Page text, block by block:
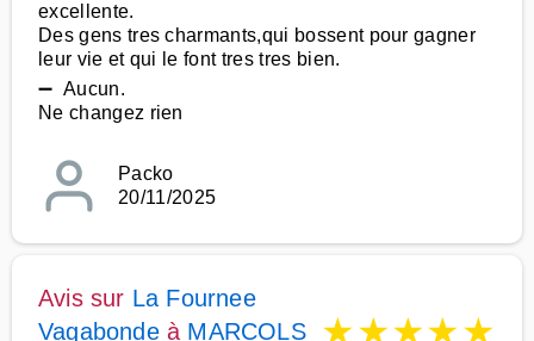
excellente.
Des gens tres charmants,qui bossent pour gagner
leur vie et qui le font tres tres bien.
➖ Aucun.
Ne changez rien
Packo
20/11/2025
Avis sur La Fournee
Vagabondeà MARCOLS ★★★★★